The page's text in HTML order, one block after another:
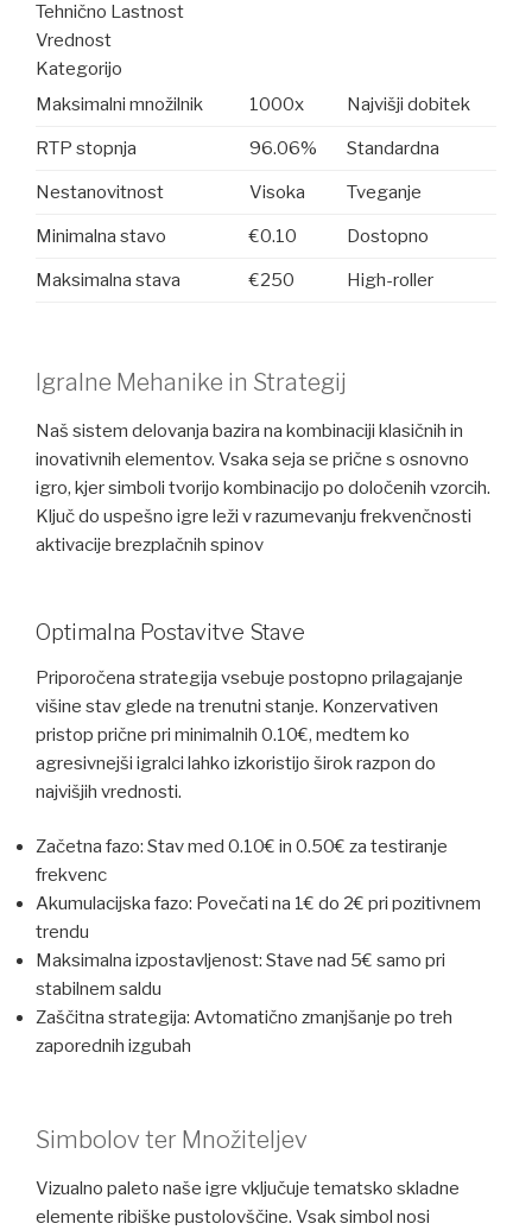
Tehnično Lastnost
Vrednost
Kategorijo
Maksimalni množilnik
1000x Najvišji dobitek
RTP stopnja 96.06% Standardna
Nestanovitnost Visoka Tveganje
Minimalna stavo €0.10 Dostopno
Maksimalna stava €250 High-roller
Igralne Mehanike in Strategij
Naš sistem delovanja bazira na kombinaciji klasičnih in
inovativnih elementov. Vsaka seja se prične s osnovno
igro, kjer simboli tvorijo kombinacijo po določenih vzorcih.
Ključ do uspešno igre leži v razumevanju frekvenčnosti
aktivacije brezplačnih spinov
Optimalna Postavitve Stave
Priporočena strategija vsebuje postopno prilagajanje
višine stav glede na trenutni stanje. Konzervativen
pristop prične pri minimalnih 0.10€, medtem ko
agresivnejši igralci lahko izkoristijo širok razpon do
najvišjih vrednosti.
Začetna fazo: Stav med 0.10€ in 0.50€ za testiranje
frekvenc
Akumulacijska fazo: Povečati na 1€ do 2€ pri pozitivnem
trendu
Maksimalna izpostavljenost: Stave nad 5€ samo pri
stabilnem saldu
Zaščitna strategija: Avtomatično zmanjšanje po treh
zaporednih izgubah
Simbolov ter Množiteljev
Vizualno paleto naše igre vključuje tematsko skladne
elemente ribiške pustolovščine. Vsak simbol nosi